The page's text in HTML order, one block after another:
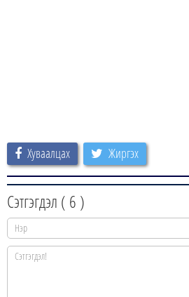
Хуваалцах Жиргэх
Сэтгэгдэл ( 6 )